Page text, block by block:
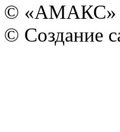
© «АМАКС»
© Создание